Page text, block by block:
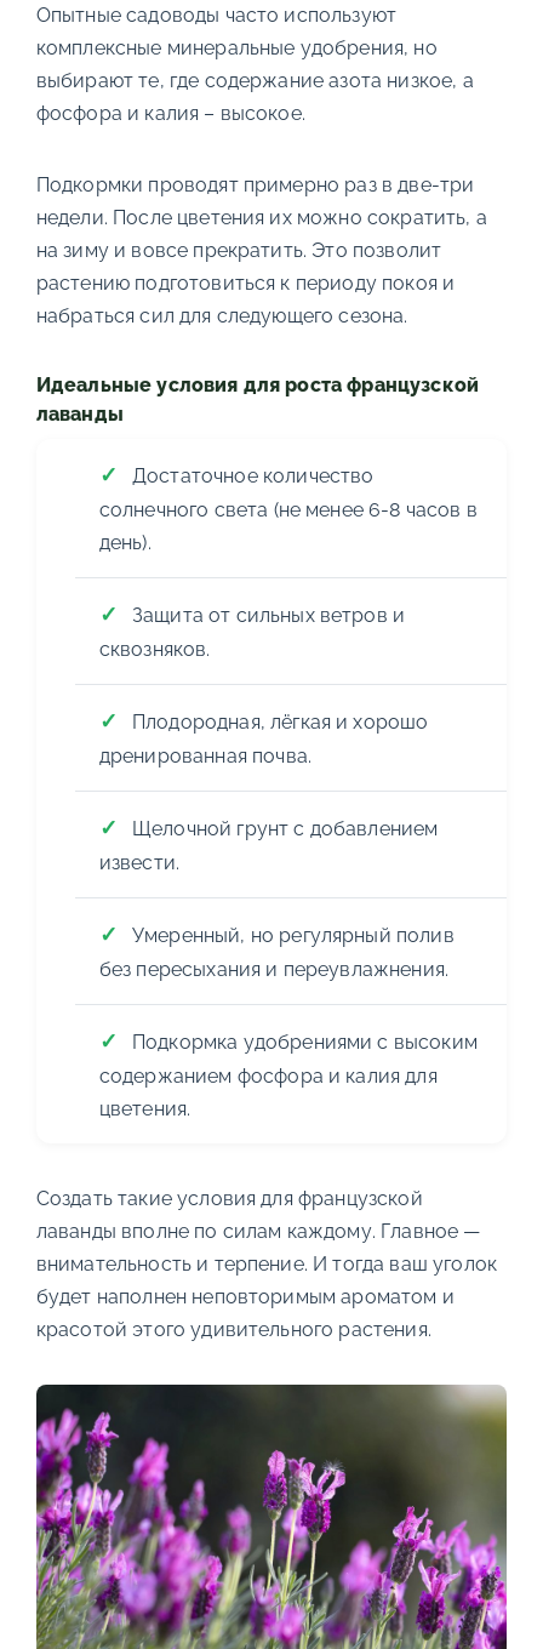
Опытные садоводы часто используют
комплексные минеральные удобрения, но
выбирают те, где содержание азота низкое, а
фосфора и калия – высокое.
Подкормки проводят примерно раз в две-три
недели. После цветения их можно сократить, а
на зиму и вовсе прекратить. Это позволит
растению подготовиться к периоду покоя и
набраться сил для следующего сезона.
Идеальные условия для роста французской
лаванды
Достаточное количество
солнечного света (не менее 6-8 часов в
день).
Защита от сильных ветров и
сквозняков.
Плодородная, лёгкая и хорошо
дренированная почва.
Щелочной грунт с добавлением
извести.
Умеренный, но регулярный полив
без пересыхания и переувлажнения.
Подкормка удобрениями с высоким
содержанием фосфора и калия для
цветения.
Создать такие условия для французской
лаванды вполне по силам каждому. Главное —
внимательность и терпение. И тогда ваш уголок
будет наполнен неповторимым ароматом и
красотой этого удивительного растения.